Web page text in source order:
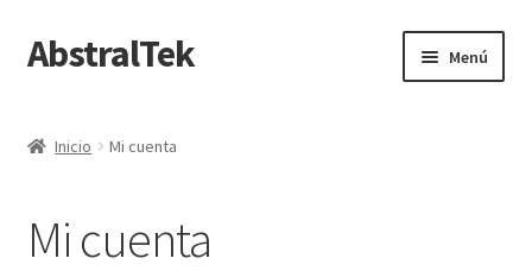
Ir
a
navegación
Ir
al
AbstralTek Menú
Finalizar compra
Inicio Mi cuenta
Mi cuenta